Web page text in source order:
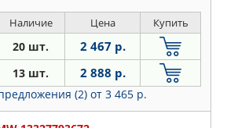
Наличие Цена Купить
20 шт. 2 467 р.
13 шт. 2 888 р.
(2) от 3 465 р.